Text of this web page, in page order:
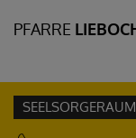
PFARRE